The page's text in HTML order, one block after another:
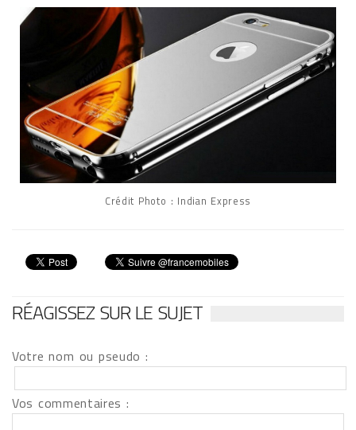
Crédit Photo : Indian Express
RÉAGISSEZ SUR LE SUJET
Votre nom ou pseudo :
Vos commentaires :